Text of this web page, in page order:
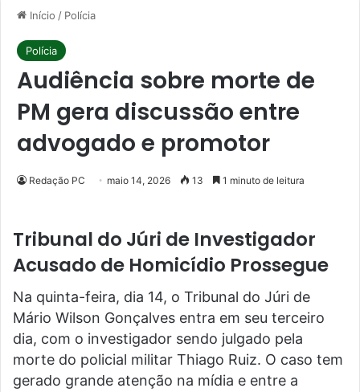
Início / Polícia
Polícia
Audiência sobre morte de
PM gera discussão entre
advogado e promotor
Redação PC maio 14, 2026 13 1 minuto de leitura
Tribunal do Júri de Investigador
Acusado de Homicídio Prossegue
Na quinta-feira, dia 14, o Tribunal do Júri de
Mário Wilson Gonçalves entra em seu terceiro
dia, com o investigador sendo julgado pela
morte do policial militar Thiago Ruiz. O caso tem
gerado grande atenção na mídia e entre a